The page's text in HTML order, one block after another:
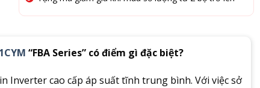
“FBA Series” có điểm gì đặc biệt?
Inverter cao cấp áp suất tĩnh trung bình. Với việc sở